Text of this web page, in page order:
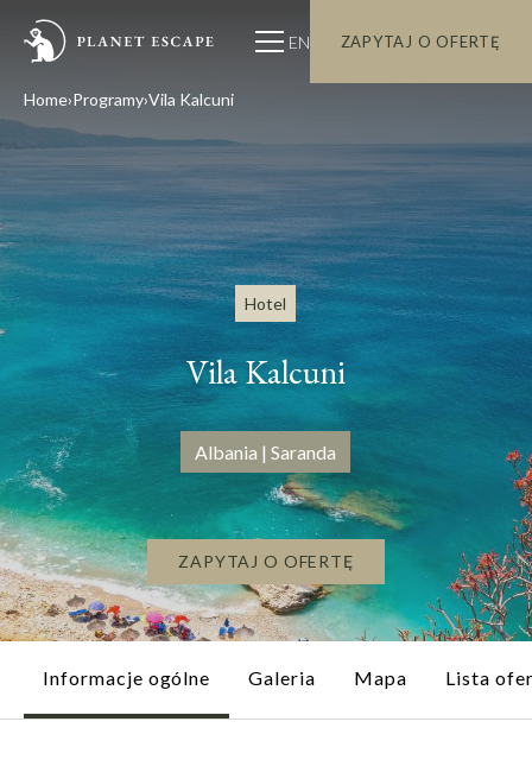
EN ZAPYTAJ O OFERTĘ
Home Programy Vila Kalcuni
Hotel
Vila Kalcuni
Albania | Saranda
ZAPYTAJ O OFERTĘ
Informacje ogólne Galeria Mapa Lista